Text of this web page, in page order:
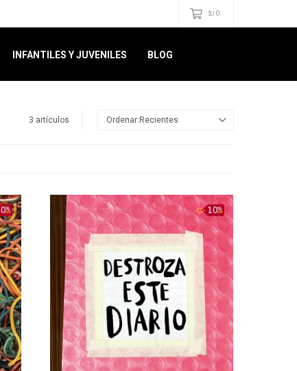
INFANTILES Y JUVENILES BLOG
$U 0
3 artículos Recientes